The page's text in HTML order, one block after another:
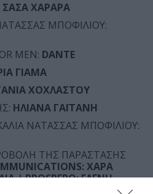
ΣΑΣΑ ΧΑΡΑΡΑ
ΜΠΟΦΙΛΙΟΥ:
ΜEN: DANTE
ΓΙΑΜΑ
ΧΟΧΛΑΣΤΟΥ
ΗΛΙΑΝΑ ΓΑΪΤΑΝΗ
ΝΑΤΑΣΣΑΣ ΜΠΟΦΙΛΙΟΥ:
ΤΗΣ ΠΑΡΑΣΤΑΣΗΣ
ΧΑΡΑ
|PROSPERO: ΕΛΕΝΗ